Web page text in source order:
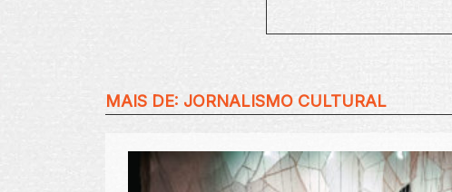
MAIS DE: JORNALISMO CULTURAL